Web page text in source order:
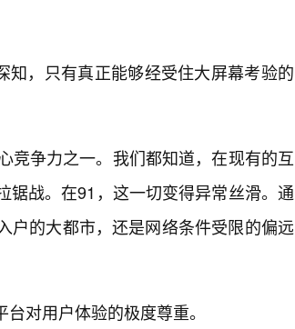
知，只有真正能够经受住大屏幕考验的
竞争力之一。我们都知道，在现有的互
锯战。在91，这一切变得异常丝滑。通
户的大都市，还是网络条件受限的偏远
对用户体验的极度尊重。